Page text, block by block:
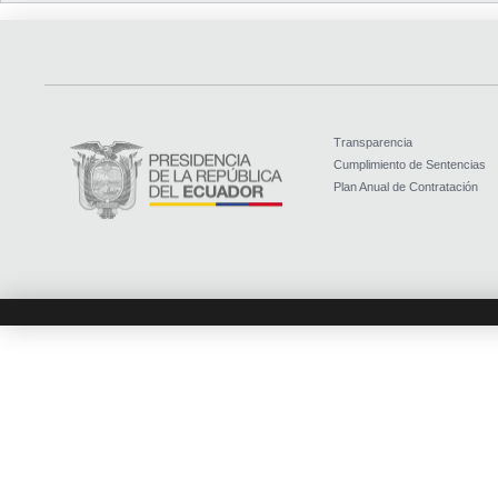
Transparencia
Cumplimiento de Sentencias
Plan Anual de Contratación